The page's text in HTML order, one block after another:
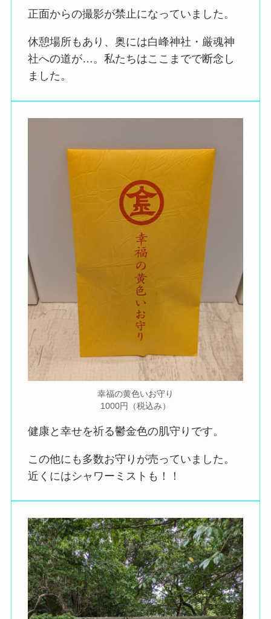
正面からの撮影が禁止になっていました。
休憩場所もあり、奥には白峰神社・厳魂神
社への道が…。私たちはここまでで断念し
ました。
幸福の黄色いお守り
1000円（税込み）
健康と幸せを祈る鬱金色の肌守りです。
この他にも多数お守りが売っていました。
近くにはシャワーミストも！！